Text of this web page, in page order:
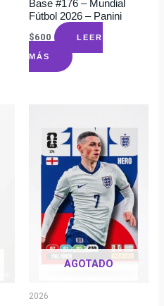
Base #176 – Mundial
Fútbol 2026 – Panini
$600 LEER
MÁS
AGOTADO
2026